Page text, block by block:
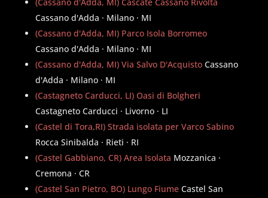
Cassano d'Adda · Milano · MI
(Cassano d'Adda, MI) Parco Isola Borromeo
Cassano d'Adda · Milano · MI
(Cassano d'Adda, MI) Via Salvo D'Acquisto Cassano
d'Adda · Milano · MI
(Castagneto Carducci, LI) Oasi di Bolgheri
Castagneto Carducci · Livorno · LI
(Castel di Tora,RI) Strada isolata per Varco Sabino
Rocca Sinibalda · Rieti · RI
(Castel Gabbiano, CR) Area Isolata Mozzanica ·
Cremona · CR
(Castel San Pietro, BO) Lungo Fiume Castel San